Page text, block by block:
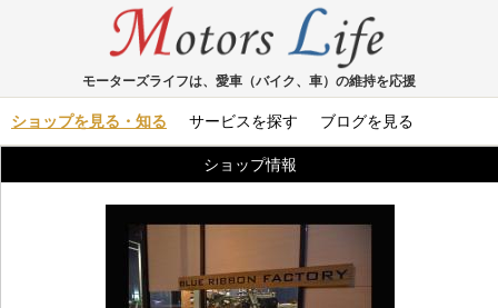
モーターズライフは、愛車（バイク、車）の維持を応援
ショップを見る・知る サービスを探す ブログを見る
ショップ情報